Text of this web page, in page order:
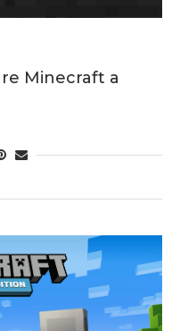
Minecraft a